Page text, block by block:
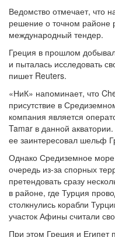
Ведомство отмечает, что
решение о точном районе
международный тендер.
Греция в прошлом
и пыталась исследовать
пишет Reuters.
«НиК» напоминает, что
присутствие в
компания является
Tamar в данной
ее заинтересовал шельф
Однако Средиземное
очередь из-за спорных
претендовать сразу
в районе, где Турция
столкнулись корабли
участок Афины считали
При этом Греция и Египет